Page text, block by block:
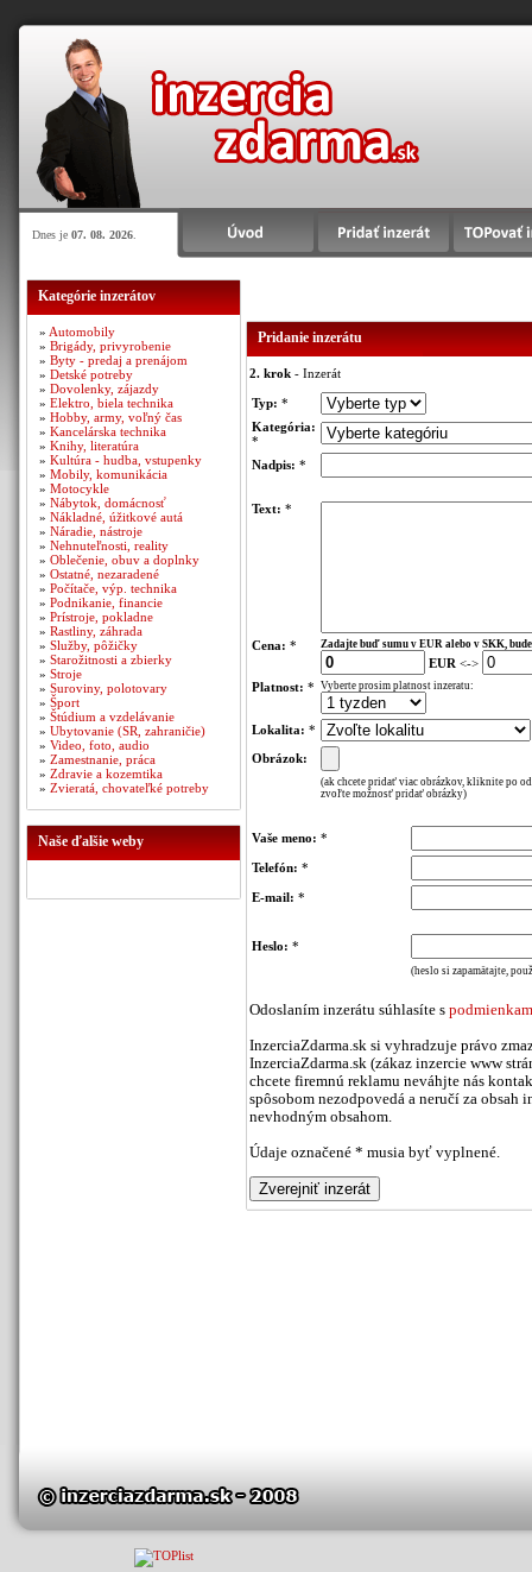
Dnes je 07. 08. 2026
Kategórie inzerátov
» Automobily
» Brigády, privyrobenie
» Byty - predaj a prenájom
» Detské potreby
» Dovolenky, zájazdy
» Elektro, biela technika
» Hobby, army, voľný čas
» Kancelárska technika
» Knihy, literatúra
» Kultúra - hudba, vstupenky
» Mobily, komunikácia
» Motocykle
» Nábytok, domácnosť
» Nákladné, úžitkové autá
» Náradie, nástroje
» Nehnuteľnosti, reality
» Oblečenie, obuv a doplnky
» Ostatné, nezaradené
» Počítače, výp. technika
» Podnikanie, financie
» Prístroje, pokladne
» Rastliny, záhrada
» Služby, pôžičky
» Starožitnosti a zbierky
» Stroje
» Suroviny, polotovary
» Šport
» Štúdium a vzdelávanie
» Ubytovanie (SR, zahraničie)
» Video, foto, audio
» Zamestnanie, práca
» Zdravie a kozemtika
» Zvieratá, chovateľké potreby
Naše ďalšie weby
Pridanie inzerátu
2. krok - Inzerát
Typ: *
Kategória:
*
Nadpis: *
Text: *
Cena: * Zadajte buď sumu v EUR alebo v SKK,
EUR <->
Platnost: * Vyberte prosim platnost inzeratu:
Lokalita: *
Obrázok:
(ak chcete pridať viac obrázkov, kliknite po
zvoľte možnosť pridať obrázky)
Vaše meno: *
Telefón: *
E-mail: *
Heslo: *
(heslo si zapamätajte,
Odoslaním inzerátu súhlasíte s
InzerciaZdarma.sk si vyhradzuje právo
InzerciaZdarma.sk (zákaz inzercie www
chcete firemnú reklamu neváhjte nás
spôsobom nezodpovedá a neručí za
nevhodným obsahom.
Údaje označené * musia byť vyplnené.